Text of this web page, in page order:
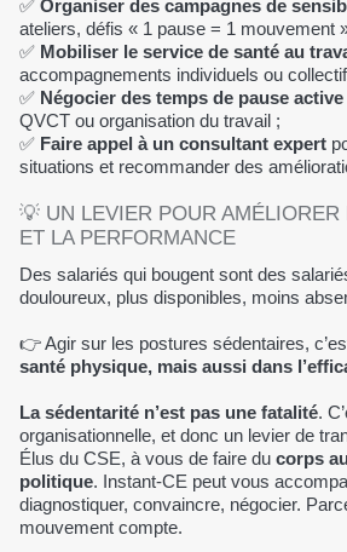
✅ Organiser des campagnes de
ateliers, défis « 1 pause = 1 mouvement
✅ Mobiliser le service de santé au
accompagnements individuels ou
✅ Négocier des temps de pause active
QVCT ou organisation du travail ;
✅ Faire appel à un consultant expert
situations et recommander des
💡 UN LEVIER POUR
ET LA PERFORMANCE
Des salariés qui bougent sont des salariés plus attentifs, moins
douloureux, plus disponibles, moins
👉 Agir sur les postures sédentaires,
santé physique, mais aussi dans
La sédentarité n’est pas une fatalité.
organisationnelle, et donc un levier de
Élus du CSE, à vous de faire du corps
politique. Instant-CE peut vous
diagnostiquer, convaincre, négocier.
mouvement compte.